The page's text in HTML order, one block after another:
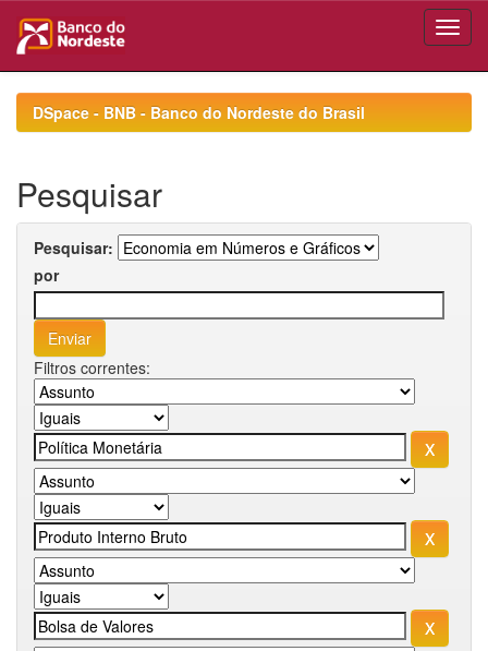
navigationDSpace - BNB - Banco do Nordeste do Brasil
Pesquisar
Pesquisar:
por
Filtros correntes: